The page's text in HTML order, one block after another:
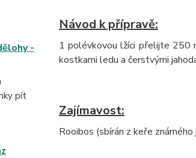
-
pít
Návod k přípravě:
1 polévkovou lžíci přelijte 250
kostkami ledu a čerstvými
Zajímavost:
Rooibos (sbírán z keře